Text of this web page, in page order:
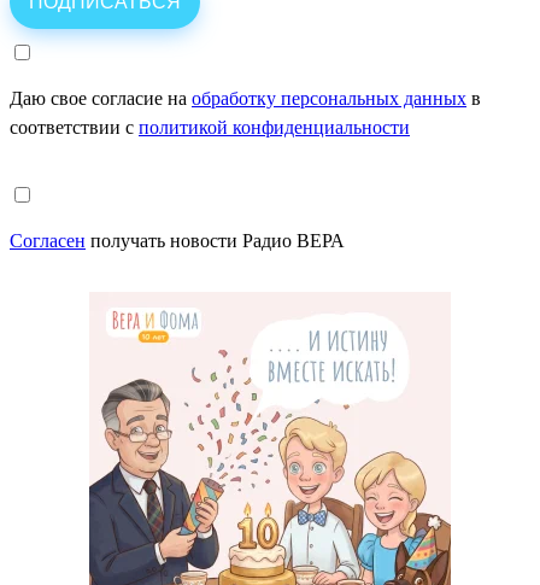
Даю свое согласие на обработку персональных данных в
соответствии с политикой конфиденциальности
Согласен получать новости Радио ВЕРА